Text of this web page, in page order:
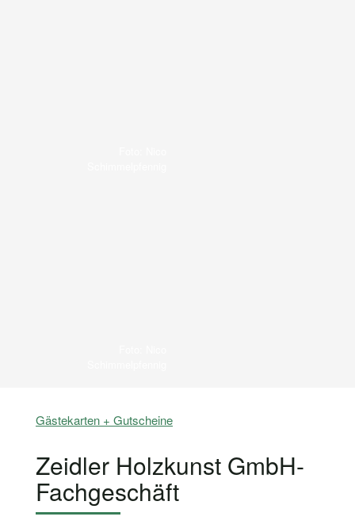
Gästekarten + Gutscheine
Zeidler Holzkunst GmbH-
Fachgeschäft